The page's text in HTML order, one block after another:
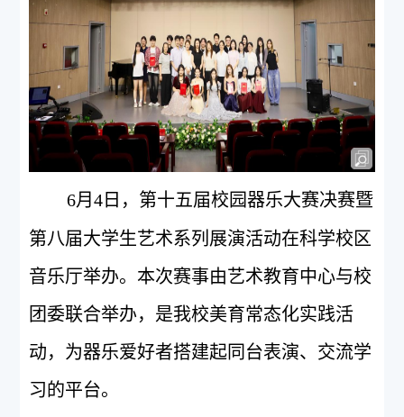
6月 4日，第十五届校园器乐大赛决赛暨
第八届大学生艺术系列展演活动在科学校区
音乐厅举办。本次赛事由艺术教育中心与校
团委联合举办，是我校美育常态化实践活
动，为器乐爱好者搭建起同台表演、交流学
习的平台。